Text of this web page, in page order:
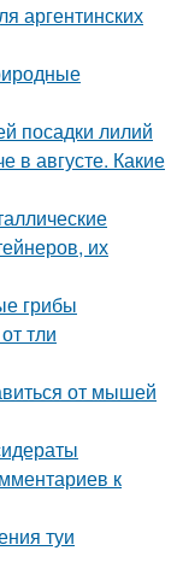
аргентинских
посадки лилий
в августе. Какие
их
грибы
тли
от мышей
к
туи